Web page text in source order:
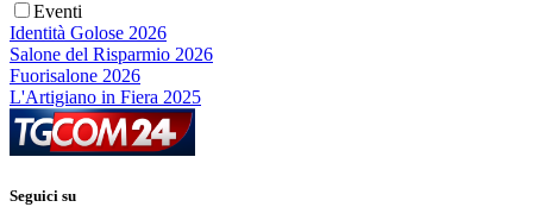
Eventi
Identità Golose 2026
Salone del Risparmio 2026
Fuorisalone 2026
L'Artigiano in Fiera 2025
Seguici su